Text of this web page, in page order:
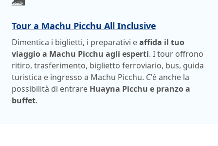
Tour a Machu Picchu All Inclusive
Dimentica i biglietti, i preparativi eaffida il tuo
viaggio a Machu Picchu agli esperti. I tour offrono
ritiro, trasferimento, biglietto ferroviario, bus, guida
turistica e ingresso a Machu Picchu. C'è anche la
possibilità di entrare Huayna Picchu e pranzo a
buffet.